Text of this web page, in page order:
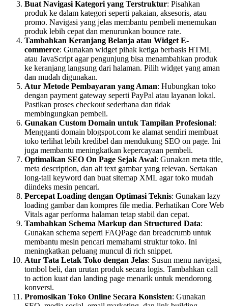
Buat Navigasi Kategori yang Terstruktur: Pisahkan
produk ke dalam kategori seperti pakaian, aksesoris, atau
promo. Navigasi yang jelas membantu pembeli menemukan
produk lebih cepat dan menurunkan bounce rate.
Tambahkan Keranjang Belanja atau Widget E-
commerce: Gunakan widget pihak ketiga berbasis HTML
atau JavaScript agar pengunjung bisa menambahkan produk
ke keranjang langsung dari halaman. Pilih widget yang aman
dan mudah digunakan.
Atur Metode Pembayaran yang Aman: Hubungkan toko
dengan payment gateway seperti PayPal atau layanan lokal.
Pastikan proses checkout sederhana dan tidak
membingungkan pembeli.
Gunakan Custom Domain untuk Tampilan Profesional:
Mengganti domain blogspot.com ke alamat sendiri membuat
toko terlihat lebih kredibel dan mendukung SEO on page. Ini
juga membantu meningkatkan kepercayaan pembeli.
Optimalkan SEO On Page Sejak Awal: Gunakan meta title,
meta description, dan alt text gambar yang relevan. Sertakan
long-tail keyword dan buat sitemap XML agar toko mudah
diindeks mesin pencari.
Percepat Loading dengan Optimasi Teknis: Gunakan lazy
loading gambar dan kompres file media. Perhatikan Core Web
Vitals agar performa halaman tetap stabil dan cepat.
Tambahkan Schema Markup dan Structured Data:
Gunakan schema seperti FAQPage dan breadcrumb untuk
membantu mesin pencari memahami struktur toko. Ini
meningkatkan peluang muncul di rich snippet.
Atur Tata Letak Toko dengan Jelas: Susun menu navigasi,
tombol beli, dan urutan produk secara logis. Tambahkan call
to action kuat dan landing page menarik untuk mendorong
konversi.
Promosikan Toko Online Secara Konsisten: Gunakan